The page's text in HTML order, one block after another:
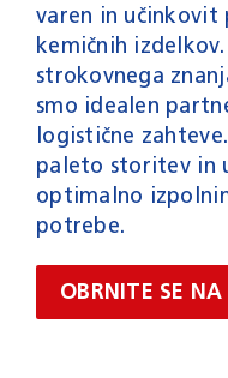
varen in učinkovit
kemičnih
strokovnega
smo idealen
logistične
paleto storitev in
optimalno
potrebe.
OBRNITE SE